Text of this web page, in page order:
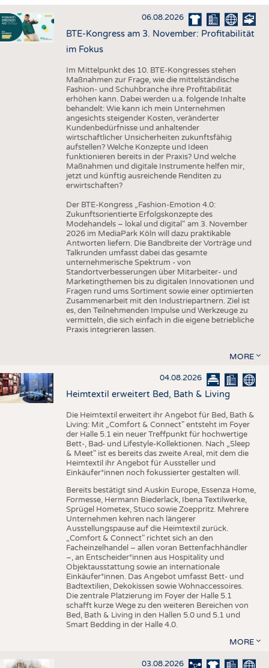
HAUS- UND HEIMTEXTILIEN
BEKLEIDUNG
AUSSCHREIBUNGEN
DTV AUSSCHREIBUNGSDIENST
STATISTICS
DAUNENCHECK
ADRESSEN & LINKS
PUBLIKATIONEN
TERMINE
BRANCHENTERMINE
06.08.2026
BTE-Kongress am 3. November: Profitabilität
im Fokus
Im Mittelpunkt des 10. BTE-Kongresses stehen
Maßnahmen zur Frage, wie die mittelständische
Fashion- und Schuhbranche ihre Profitabilität
erhöhen kann. Dabei werden u.a. folgende Inhalte
behandelt: Wie kann ich mein Unternehmen
angesichts steigender Kosten, veränderter
Kundenbedürfnisse und anhaltender
wirtschaftlicher Unsicherheiten zukunftsfähig
aufstellen? Welche Konzepte und Ideen
funktionieren bereits in der Praxis? Und welche
Maßnahmen und digitale Instrumente helfen mir,
jetzt und künftig ausreichende Renditen zu
erwirtschaften?
Der BTE-Kongress „Fashion-Emotion 4.0:
Zukunftsorientierte Erfolgskonzepte des
Modehandels – lokal und digital“ am 3. November
2026 im MediaPark Köln will dazu praktikable
Antworten liefern. Die Bandbreite der Vorträge und
Talkrunden umfasst dabei das gesamte
unternehmerische Spektrum - von
Standortverbesserungen über Mitarbeiter- und
Marketingthemen bis zu digitalen Innovationen und
Fragen rund ums Sortiment sowie einer optimierten
Zusammenarbeit mit den Industriepartnern. Ziel ist
es, den Teilnehmenden Impulse und Werkzeuge zu
vermitteln, die sich einfach in die eigene betriebliche
Praxis integrieren lassen.
MORE
04.08.2026
Heimtextil erweitert Bed, Bath & Living
Die Heimtextil erweitert ihr Angebot für Bed, Bath &
Living: Mit „Comfort & Connect" entsteht im Foyer
der Halle 5.1 ein neuer Treffpunkt für hochwertige
Bett-, Bad- und Lifestyle-Kollektionen. Nach „Sleep
& Meet" ist es bereits das zweite Areal, mit dem die
Heimtextil ihr Angebot für Aussteller und
Einkäufer*innen noch fokussierter gestalten will.
Bereits bestätigt sind Auskin Europe, Essenza Home,
Formesse, Hermann Biederlack, Ibena Textilwerke,
Sprügel Hometex, Stuco sowie Zoeppritz. Mehrere
Unternehmen kehren nach längerer
Ausstellungspause auf die Heimtextil zurück.
„Comfort & Connect" richtet sich an den
Facheinzelhandel – allen voran Bettenfachhändler
–, an Entscheider*innen aus Hospitality und
Objektausstattung sowie an internationale
Einkäufer*innen. Das Angebot umfasst Bett- und
Badtextilien, Dekokissen sowie Wohnaccessoires.
Die zentrale Platzierung im Foyer der Halle 5.1
schafft kurze Wege zu den weiteren Bereichen von
Bed, Bath & Living in den Hallen 5.0 und 5.1 und
Smart Bedding in der Halle 4.0.
MORE
03.08.2026